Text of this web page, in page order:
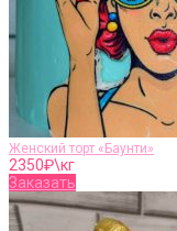
Женский торт «Баунти»
2350₽\кг
Заказать